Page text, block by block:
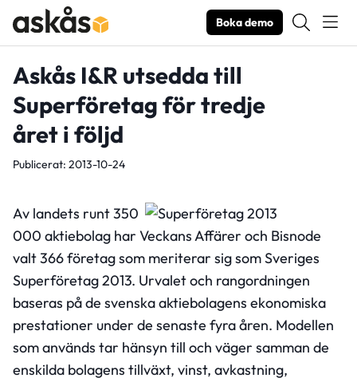
Boka demo
Askås I&R utsedda till
Superföretag för tredje
året i följd
Publicerat: 2013-10-24
Av landets runt 350
000 aktiebolag har Veckans Affärer och Bisnode
valt 366 företag som meriterar sig som Sveriges
Superföretag 2013. Urvalet och rangordningen
baseras på de svenska aktiebolagens ekonomiska
prestationer under de senaste fyra åren. Modellen
som används tar hänsyn till och väger samman de
enskilda bolagens tillväxt, vinst, avkastning,